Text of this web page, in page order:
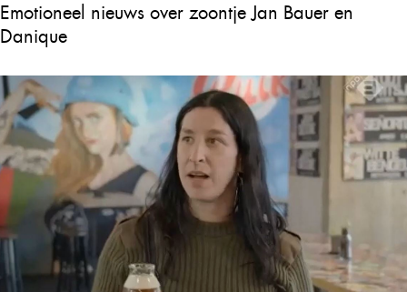
Emotioneel nieuws over zoontje Jan Bauer en
Danique